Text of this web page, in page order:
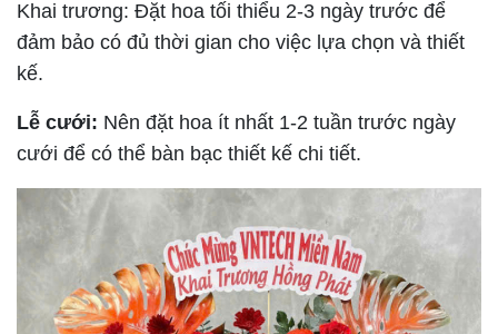
Khai trương: Đặt hoa tối thiểu 2-3 ngày trước để
đảm bảo có đủ thời gian cho việc lựa chọn và thiết
kế.
Lễ cưới: Nên đặt hoa ít nhất 1-2 tuần trước ngày
cưới để có thể bàn bạc thiết kế chi tiết.